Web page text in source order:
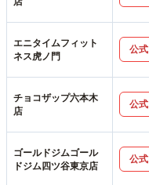
エニタイムフィット
ネス虎ノ門
公式
チョコザップ六本木
店
公式
ゴールドジムゴール
ドジム四ツ谷東京店
公式